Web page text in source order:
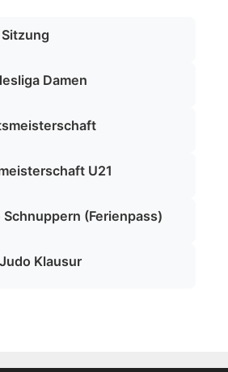
Sitzung
Damen
U21
Schnuppern (Ferienpass)
Klausur